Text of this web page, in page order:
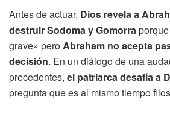
Antes de actuar, Dios revela a
destruir Sodoma y Gomorra
grave» peroAbraham no acepta
decisión. En un diálogo de una
precedentes, el patriarca desafía a
pregunta que es al mismo tiempo